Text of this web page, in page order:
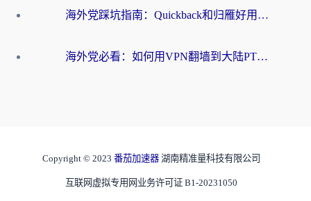
海外党踩坑指南：Quickback和归雁好用吗？选对加速器才能无缝刷国内资源
海外党必看：如何用VPN翻墙到大陆PTT？一篇解决你所有回国加速痛点
Copyright © 2023 番茄加速器 湖南精准量科技有限公司
互联网虚拟专用网业务许可证 B1-20231050